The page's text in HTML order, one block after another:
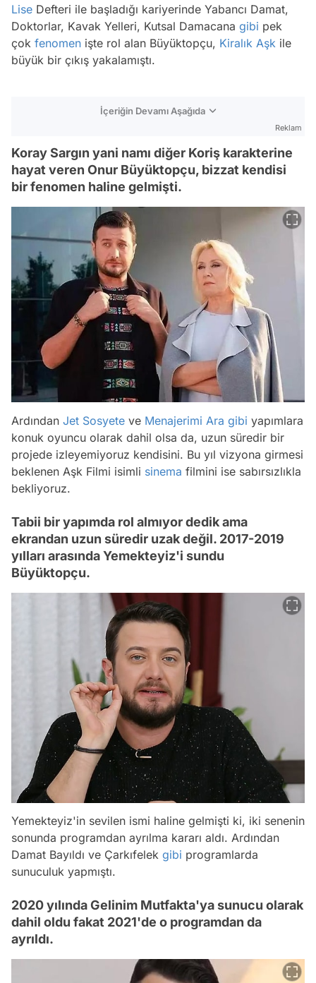
Lise Defteri ile başladığı kariyerinde Yabancı Damat,
Doktorlar, Kavak Yelleri, Kutsal Damacana gibi pek
çok fenomen işte rol alan Büyüktopçu, Kiralık Aşk ile
büyük bir çıkış yakalamıştı.
İçeriğin Devamı Aşağıda
Reklam
Koray Sargın yani namı diğer Koriş karakterine
hayat veren Onur Büyüktopçu, bizzat kendisi
bir fenomen haline gelmişti.
Ardından Jet Sosyete ve Menajerimi Ara gibi yapımlara
konuk oyuncu olarak dahil olsa da, uzun süredir bir
projede izleyemiyoruz kendisini. Bu yıl vizyona girmesi
beklenen Aşk Filmi isimli sinema filmini ise sabırsızlıkla
bekliyoruz.
Tabii bir yapımda rol almıyor dedik ama
ekrandan uzun süredir uzak değil. 2017-2019
yılları arasında Yemekteyiz'i sundu
Büyüktopçu.
Yemekteyiz'in sevilen ismi haline gelmişti ki, iki senenin
sonunda programdan ayrılma kararı aldı. Ardından
Damat Bayıldı ve Çarkıfelek gibi programlarda
sunuculuk yapmıştı.
2020 yılında Gelinim Mutfakta'ya sunucu olarak
dahil oldu fakat 2021'de o programdan da
ayrıldı.